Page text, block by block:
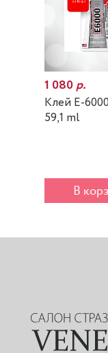
1 080р.
Клей E-
59,1 ml
В